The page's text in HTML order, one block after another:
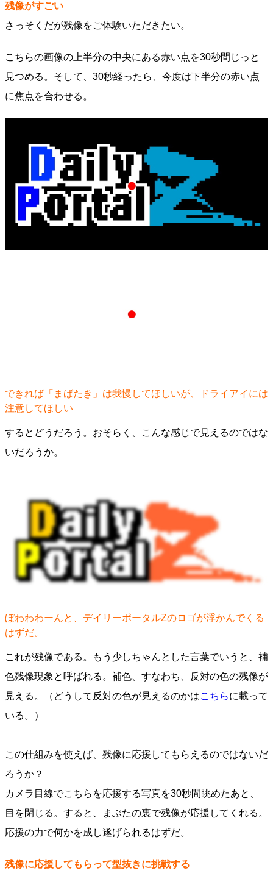
残像がすごい
さっそくだが残像をご体験いただきたい。
こちらの画像の上半分の中央にある赤い点を30秒間じっと
見つめる。そして、30秒経ったら、今度は下半分の赤い点
に焦点を合わせる。
できれば「まばたき」は我慢してほしいが、ドライアイには
注意してほしい
するとどうだろう。おそらく、こんな感じで見えるのではな
いだろうか。
ぼわわわーんと、デイリーポータルZのロゴが浮かんでくる
はずだ。
これが残像である。もう少しちゃんとした言葉でいうと、補
色残像現象と呼ばれる。補色、すなわち、反対の色の残像が
見える。（どうして反対の色が見えるのかはこちらに載って
いる。）
この仕組みを使えば、残像に応援してもらえるのではないだ
ろうか？
カメラ目線でこちらを応援する写真を30秒間眺めたあと、
目を閉じる。すると、まぶたの裏で残像が応援してくれる。
応援の力で何かを成し遂げられるはずだ。
残像に応援してもらって型抜きに挑戦する